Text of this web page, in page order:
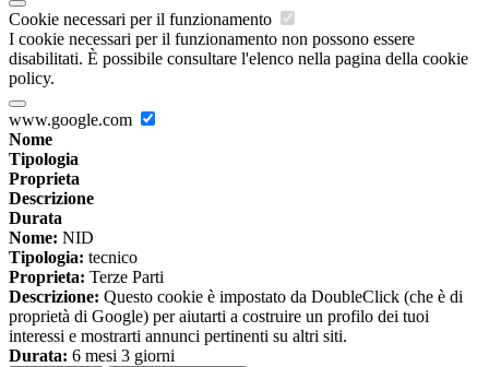
Cookie necessari per il funzionamento
I cookie necessari per il funzionamento non possono essere
disabilitati. È possibile consultare l'elenco nella pagina della cookie
policy.
www.google.com
Nome
Tipologia
Proprieta
Descrizione
Durata
Nome: NID
Tipologia: tecnico
Proprieta: Terze Parti
Descrizione: Questo cookie è impostato da DoubleClick (che è di
proprietà di Google) per aiutarti a costruire un profilo dei tuoi
interessi e mostrarti annunci pertinenti su altri siti.
Durata: 6 mesi 3 giorni